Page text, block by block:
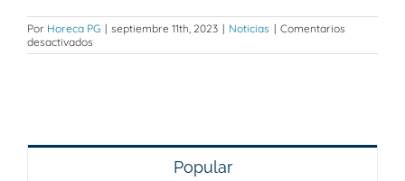
Por Horeca PG | septiembre 11th, 2023 | Noticias | Comentarios
desactivados
‘Guía
Popular